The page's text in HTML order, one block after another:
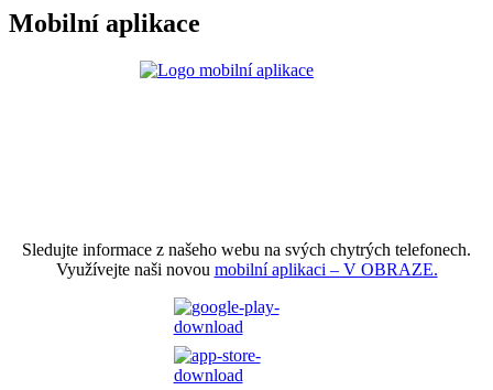
Mobilní aplikace
Sledujte informace z našeho webu na svých chytrých telefonech.
Využívejte naši novou mobilní aplikaci – V OBRAZE.